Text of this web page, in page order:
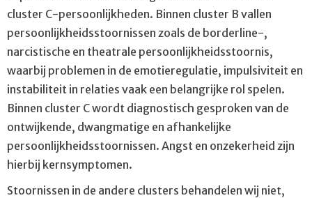
cluster C-persoonlijkheden. Binnen cluster B vallen
persoonlijkheidsstoornissen zoals de borderline-,
narcistische en theatrale persoonlijkheidsstoornis,
waarbij problemen in de emotieregulatie, impulsiviteit en
instabiliteit in relaties vaak een belangrijke rol spelen.
Binnen cluster C wordt diagnostisch gesproken van de
ontwijkende, dwangmatige en afhankelijke
persoonlijkheidsstoornissen. Angst en onzekerheid zijn
hierbij kernsymptomen.
Stoornissen in de andere clusters behandelen wij niet,